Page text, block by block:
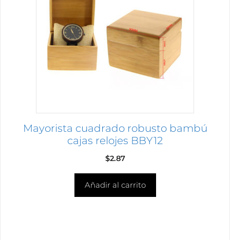
Mayorista cuadrado robusto bambú
cajas relojes BBY12
$2.87
Añadir al carrito